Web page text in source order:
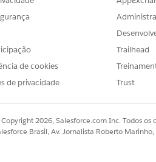
guia
que fazem referência a esse
de cookies
de privacidade
Trailhead
Trust
2026, Salesforce.com Inc. Todos os
Brasil, Av. Jornalista Roberto